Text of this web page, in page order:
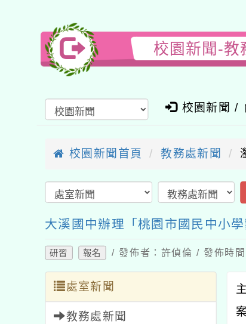
校園新聞-教
校園新聞 /
校園新聞首頁 教務處新聞
大溪國中辦理「桃園市國民中小
研習 報名 / 發佈者：許偵倫 / 發佈時
處室新聞
教務處新聞